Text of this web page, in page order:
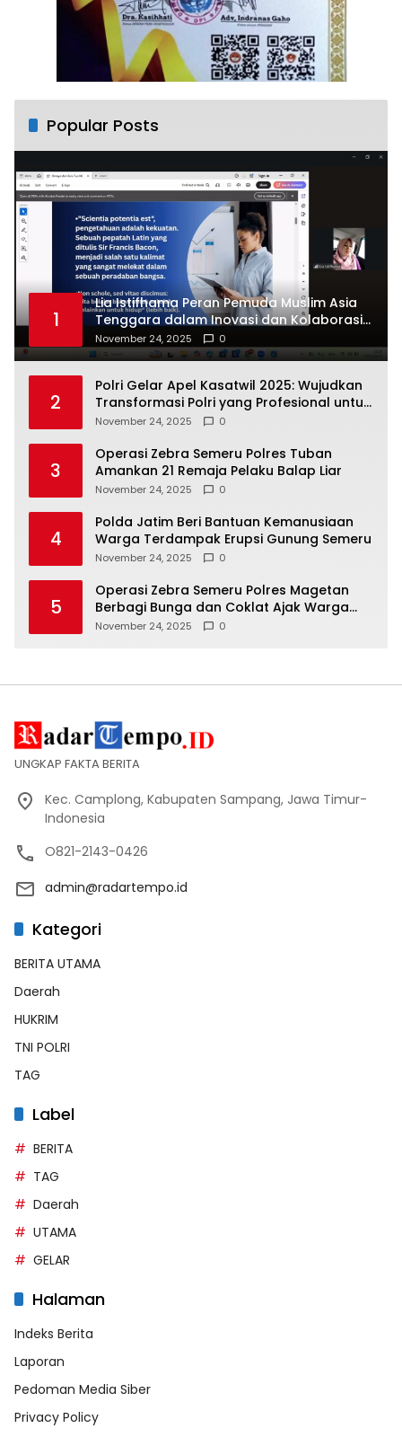
Popular Posts
1
Lia Istifhama Peran Pemuda Muslim Asia
Tenggara dalam Inovasi dan Kolaborasi
Internasional
November 24, 2025 0
2
Polri Gelar Apel Kasatwil 2025: Wujudkan
Transformasi Polri yang Profesional untuk
Masyarakat
November 24, 2025 0
3
Operasi Zebra Semeru Polres Tuban
Amankan 21 Remaja Pelaku Balap Liar
November 24, 2025 0
4
Polda Jatim Beri Bantuan Kemanusiaan
Warga Terdampak Erupsi Gunung Semeru
November 24, 2025 0
5
Operasi Zebra Semeru Polres Magetan
Berbagi Bunga dan Coklat Ajak Warga
Tertib Lalin
November 24, 2025 0
UNGKAP FAKTA BERITA
Kec. Camplong, Kabupaten Sampang, Jawa Timur-
Indonesia
O821-2143-0426
admin@radartempo.id
Kategori
BERITA UTAMA
Daerah
HUKRIM
TNI POLRI
TAG
Label
BERITA
TAG
Daerah
UTAMA
GELAR
Halaman
Indeks Berita
Laporan
Pedoman Media Siber
Privacy Policy